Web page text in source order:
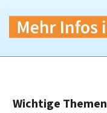
Wichtige Themen